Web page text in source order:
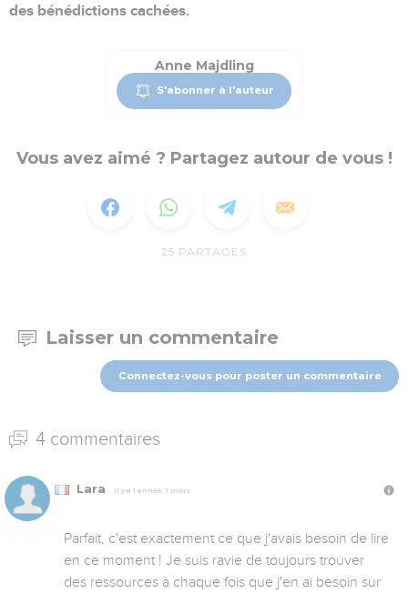
des bénédictions cachées.
Anne Majdling
S'abonner à l'auteur
Vous avez aimé ? Partagez autour de vous !
25 PARTAGES
Laisser un commentaire
Connectez-vous pour poster un commentaire
4 commentaires
Lara Il y a 1 année, 1 mois
Parfait, c'est exactement ce que j'avais besoin de lire
en ce moment ! Je suis ravie de toujours trouver
des ressources à chaque fois que j'en ai besoin sur